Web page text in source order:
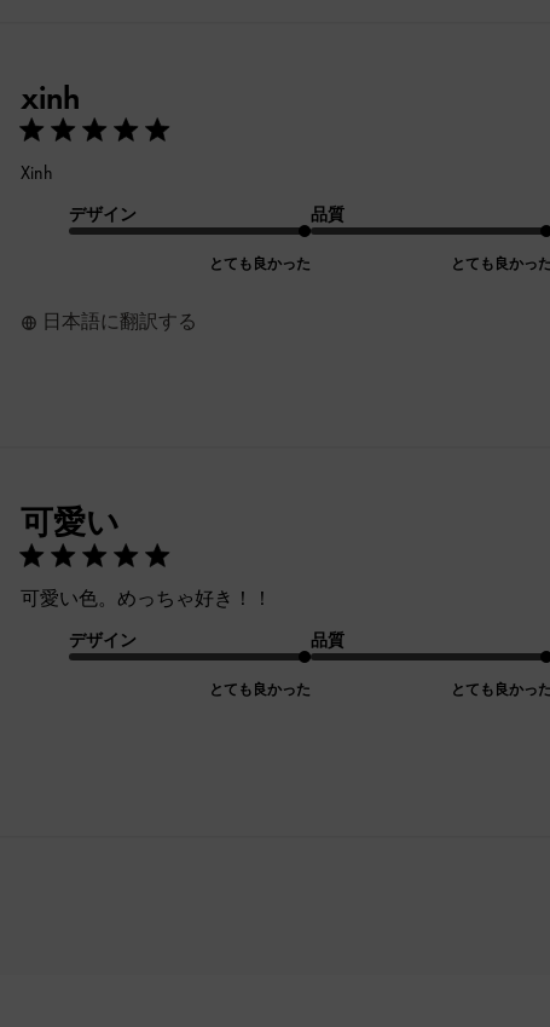
xinh
Xinh
デザイン
とても良かった
品質
とても良かった
日本語に翻訳する
可愛い
可愛い色。めっちゃ好き！！
デザイン
とても良かった
品質
とても良かった